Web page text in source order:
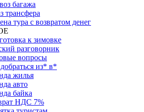
багажа
трансфера
тура с возвратом денег
к зимовке
разговорник
вопросы
из* в*
жилья
авто
байка
НДС 7%